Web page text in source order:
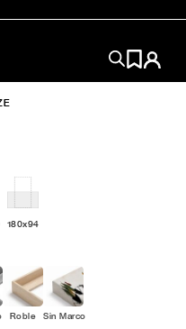
180x94
Roble Sin Marco